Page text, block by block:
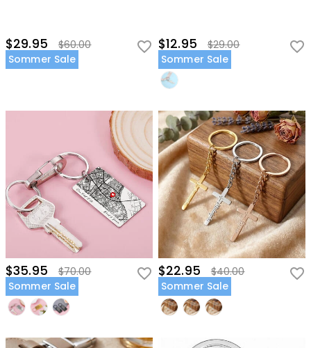
$29.95
$60.00
Sommer Sale
$12.95
$29.00
Sommer Sale
$35.95
$70.00
Sommer Sale
$22.95
$40.00
Sommer Sale